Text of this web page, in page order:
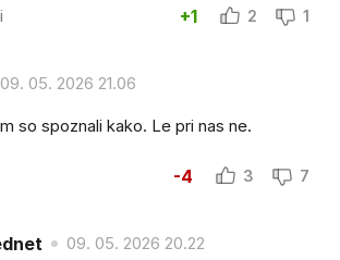
+1 2 1
09. 05. 2026 21.06
so spoznali kako. Le pri nas ne.
-4 3 7
09. 05. 2026 20.22